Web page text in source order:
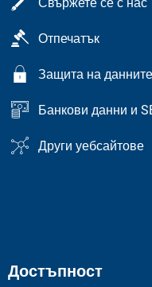
Отпечатък
Защита на данните
Банкови данни и
Други уебсайтове
Достъпност